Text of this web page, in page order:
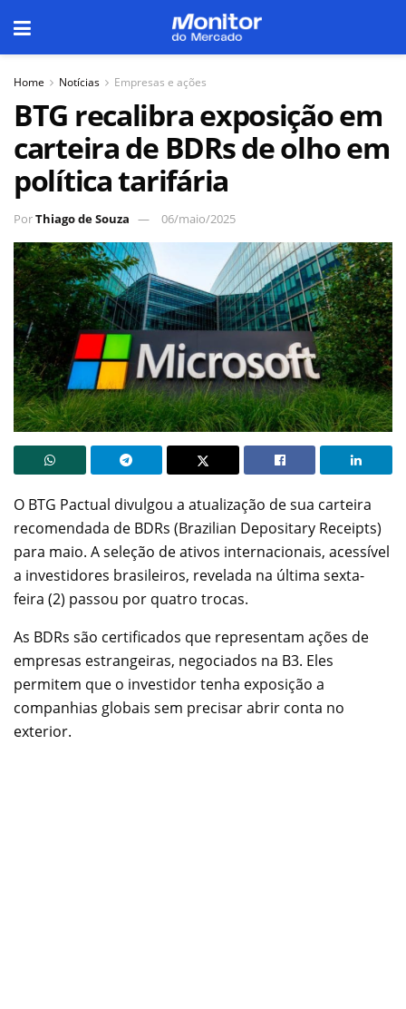
Home Notícias Empresas e ações
BTG recalibra exposição em
carteira de BDRs de olho em
política tarifária
PorThiago de Souza 06/maio/2025
O BTG Pactual divulgou a atualização de sua carteira
recomendada de BDRs (Brazilian Depositary Receipts)
para maio. A seleção de ativos internacionais, acessível
a investidores brasileiros, revelada na última sexta-
feira (2) passou por quatro trocas.
As BDRs são certificados que representam ações de
empresas estrangeiras, negociados na B3. Eles
permitem que o investidor tenha exposição a
companhias globais sem precisar abrir conta no
exterior.